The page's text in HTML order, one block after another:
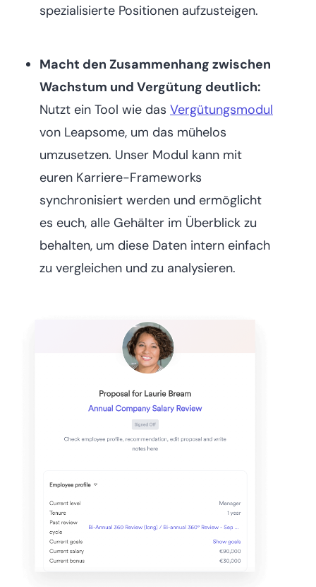
spezialisierte Positionen aufzusteigen.
Macht den Zusammenhang zwischen
Wachstum und Vergütung deutlich:
Nutzt ein Tool wie das Vergütungsmodul
von Leapsome, um das mühelos
umzusetzen. Unser Modul kann mit
euren Karriere-Frameworks
synchronisiert werden und ermöglicht
es euch, alle Gehälter im Überblick zu
behalten, um diese Daten intern einfach
zu vergleichen und zu analysieren.